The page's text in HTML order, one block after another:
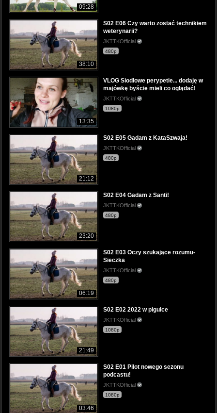
09:28
38:10
S02 E06 Czy warto zostać technikiem
weterynarii?
JKTTKOfficial
480p
13:35
VLOG Siodłowe perypetie... dodaję w
majówkę byście mieli co oglądać!
JKTTKOfficial
1080p
21:12
S02 E05 Gadam z KataSzwaja!
JKTTKOfficial
480p
23:20
S02 E04 Gadam z Santi!
JKTTKOfficial
480p
06:19
S02 E03 Oczy szukające rozumu-
Sieczka
JKTTKOfficial
480p
21:49
S02 E02 2022 w pigułce
JKTTKOfficial
1080p
03:46
S02 E01 Pilot nowego sezonu
podcastu!
JKTTKOfficial
1080p